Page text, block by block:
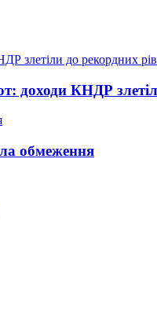
доходи КНДР
обмеження